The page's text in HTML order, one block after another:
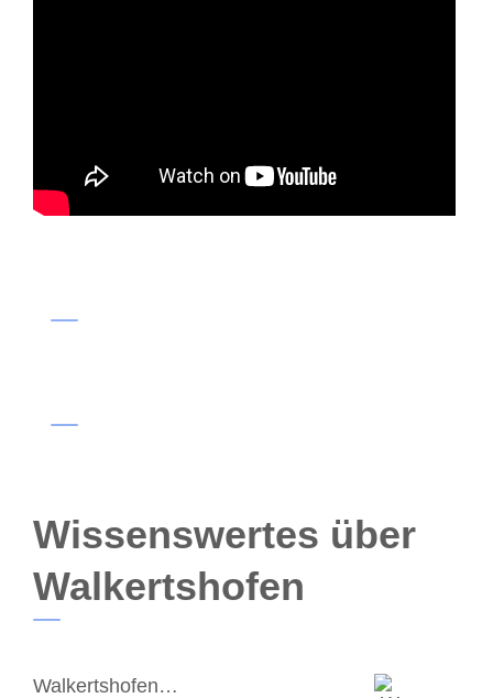
Wissenswertes über
Walkertshofen
Walkertshofen…